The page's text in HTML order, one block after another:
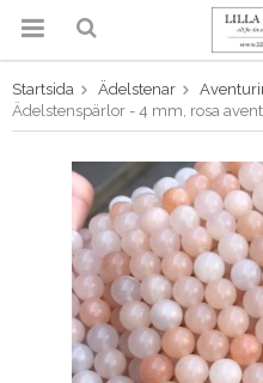
Produkten
Startsida Ädelstenar
Ädelstenspärlor - 4 mm, rosa